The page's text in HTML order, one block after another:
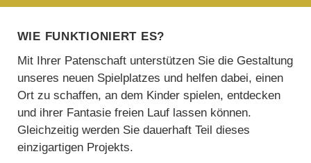
Wie funktioniert es?
Mit Ihrer Patenschaft unterstützen Sie die Gestaltung
unseres neuen Spielplatzes und helfen dabei, einen
Ort zu schaffen, an dem Kinder spielen, entdecken
und ihrer Fantasie freien Lauf lassen können.
Gleichzeitig werden Sie dauerhaft Teil dieses
einzigartigen Projekts.